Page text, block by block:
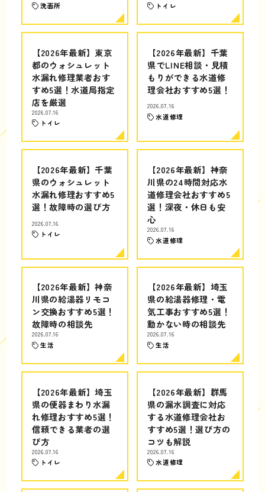
洗面所 トイレ
【2026年最新】東京
都のウォシュレット
水漏れ修理業者おす
すめ5選！水道局指定
店を厳選
2026.07.16
トイレ
【2026年最新】千葉
県でLINE相談・見積
もりができる水道修
理会社おすすめ5選！
2026.07.16
水道修理
【2026年最新】千葉
県のウォシュレット
水漏れ修理おすすめ5
選！故障時の選び方
2026.07.16
トイレ
【2026年最新】神奈
川県の24時間対応水
道修理会社おすすめ5
選！深夜・休日も安
心
2026.07.16
水道修理
【2026年最新】神奈
川県の給湯器リモコ
ン交換おすすめ5選！
故障時の相談先
2026.07.16
生活
【2026年最新】埼玉
県の給湯器修理・電
気工事おすすめ5選！
動かない時の相談先
2026.07.16
生活
【2026年最新】埼玉
県の便器まわり水漏
れ修理おすすめ5選！
信頼できる業者の選
び方
2026.07.16
トイレ
【2026年最新】群馬
県の漏水調査に対応
する水道修理会社お
すすめ5選！選び方の
コツも解説
2026.07.16
水道修理